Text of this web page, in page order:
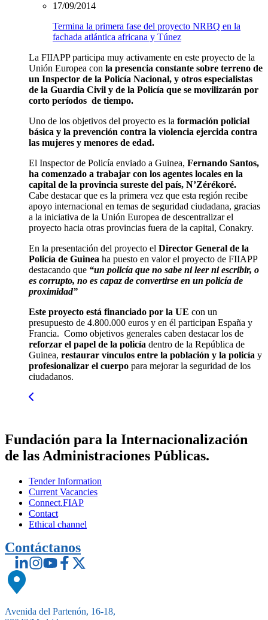
17/09/2014
Termina la primera fase del proyecto NRBQ en la
fachada atlántica africana y Túnez
La FIIAPP participa muy activamente en este proyecto de la
Unión Europea con la presencia constante sobre terreno de
un Inspector de la Policía Nacional, y otros especialistas
de la Guardia Civil y de la Policía que se movilizarán por
corto períodos de tiempo.
Uno de los objetivos del proyecto es la formación policial
básica y la prevención contra la violencia ejercida contra
las mujeres y menores de edad.
El Inspector de Policía enviado a Guinea, Fernando Santos,
ha comenzado a trabajar con los agentes locales en la
capital de la provincia sureste del país, N’Zérékoré.
Cabe destacar que es la primera vez que esta región recibe
apoyo internacional en temas de seguridad ciudadana, gracias
a la iniciativa de la Unión Europea de descentralizar el
proyecto hacia otras provincias fuera de la capital, Conakry.
En la presentación del proyecto el Director General de la
Policía de Guinea ha puesto en valor el proyecto de FIIAPP
destacando que “un policía que no sabe ni leer ni escribir, o
es corrupto, no es capaz de convertirse en un policía de
proximidad”
Este proyecto está financiado por la UE con un
presupuesto de 4.800.000 euros y en él participan España y
Francia. Como objetivos generales caben destacar los de
reforzar el papel de la policía dentro de la República de
Guinea, restaurar vínculos entre la población y la policía y
profesionalizar el cuerpo para mejorar la seguridad de los
ciudadanos.
Fundación para la Internacionalización
de las Administraciones Públicas.
Tender Information
Current Vacancies
Connect.FIAP
Contact
Ethical channel
Contáctanos
Avenida del Partenón, 16-18,